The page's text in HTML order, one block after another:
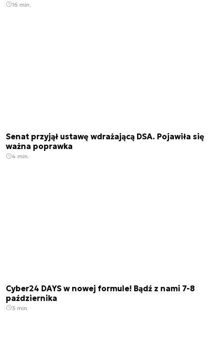
16 min.
Senat przyjął ustawę wdrażającą DSA. Pojawiła się
ważna poprawka
4 min.
Cyber24 DAYS w nowej formule! Bądź z nami 7-8
października
3 min.